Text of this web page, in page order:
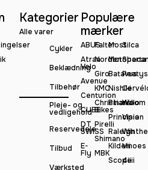
Kategorier
Alle varer
Cykler
Beklædning
Tilbehør
Pleje- og
vedligehold
Reservedele
Tilbud
Værksted
Populære
mærker
ABUS
Atran
Velo
Avenue
Centurion
CUBE
DT
SWISS
E-
Fly
Falter
Norden
Giro
KMC
Christiania
Bikes
Pirelli
Shimano
MBK
Most
Batavus
Nishiki
Pinarello
Principia
Raleigh
Kildemoes
Scope
Silca
Sparta
Peatys
Woom
Vision
Vii
4iiii